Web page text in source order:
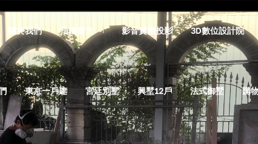
關於我們 預鑄營造 影音實體投影 3D數位設計院
東京一戶建 宮廷別墅 興墅12戶 法式御墅 購